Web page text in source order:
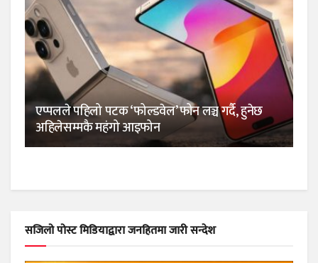
एप्पलले पहिलो पटक ‘फोल्डवेल’ फोन लञ्च गर्दै, हुनेछ
अहिलेसम्मकै महंगो आइफोन
सजिलो पोस्ट मिडियाद्वारा जनहितमा जारी सन्देश